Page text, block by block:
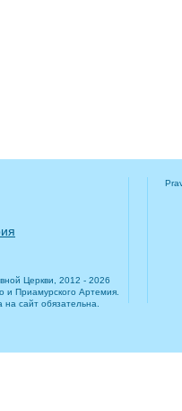
Церкви, 2012 - 2026
и Приамурского Артемия.
сайт обязательна.